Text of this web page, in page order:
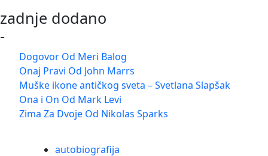
zadnje dodano
-
Dogovor Od Meri Balog
Onaj Pravi Od John Marrs
Muške ikone antičkog sveta – Svetlana Slapšak
Ona i On Od Mark Levi
Zima Za Dvoje Od Nikolas Sparks
autobiografija